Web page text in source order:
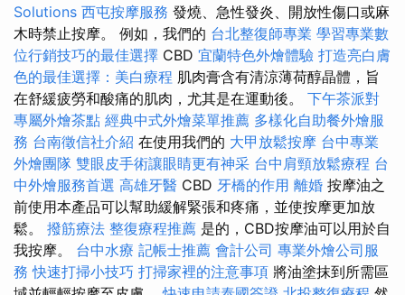
Solutions 西屯按摩服務 發燒、急性發炎、開放性傷口或麻
木時禁止按摩。 例如，我們的 台北整復師專業 學習專業數
位行銷技巧的最佳選擇 CBD 宜蘭特色外燴體驗 打造亮白膚
色的最佳選擇：美白療程 肌肉膏含有清涼薄荷醇晶體，旨
在舒緩疲勞和酸痛的肌肉，尤其是在運動後。 下午茶派對
專屬外燴茶點 經典中式外燴菜單推薦 多樣化自助餐外燴服
務 台南徵信社介紹 在使用我們的 大甲放鬆按摩 台中專業
外燴團隊 雙眼皮手術讓眼睛更有神采 台中肩頸放鬆療程 台
中外燴服務首選 高雄牙醫 CBD 牙橋的作用 離婚 按摩油之
前使用本產品可以幫助緩解緊張和疼痛，並使按摩更加放
鬆。 撥筋療法 整復療程推薦 是的，CBD按摩油可以用於自
我按摩。 台中水療 記帳士推薦 會計公司 專業外燴公司服
務快速打掃小技巧 打掃家裡的注意事項 將油塗抹到所需區